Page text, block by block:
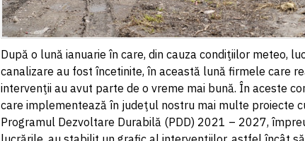
După o lună ianuarie în care, din cauza condiţiilor meteo,
canalizare au fost încetinite, în această lună firmele care
intervenţii au avut parte de o vreme mai bună. În aceste
care implementează în judeţul nostru mai multe proiecte
Programul Dezvoltare Durabilă (PDD) 2021 – 2027,